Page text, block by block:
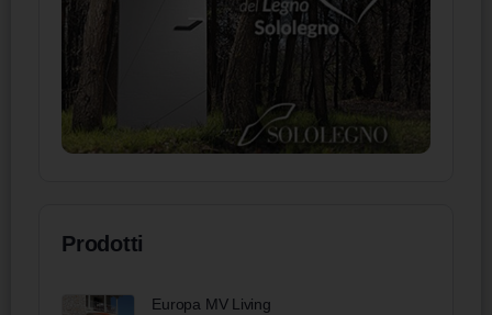
Prodotti
Europa MV Living